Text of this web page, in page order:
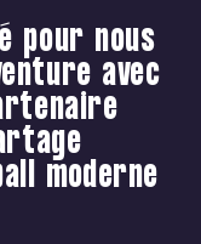
pour nous
avec
moderne